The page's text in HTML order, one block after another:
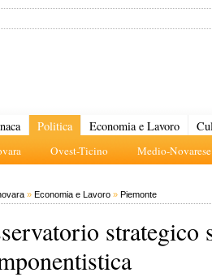
Politica
Ovest-Ticino Medio-Novarese
Economia e Lavoro
» Economia e Lavoro » Piemonte
strategico